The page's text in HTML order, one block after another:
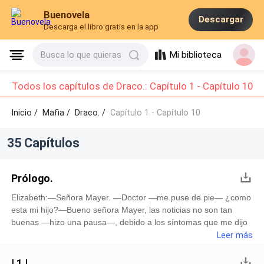
Buenovela
Descarga el libro gratis en la app
Descargar
Busca lo que quieras Mi biblioteca
Todos los capítulos de Draco.: Capítulo 1 - Capítulo 10
Inicio / Mafia/Draco. / Capítulo 1 - Capítulo 10
35 Capítulos
Prólogo.
Elizabeth:—Señora Mayer. —Doctor —me puse de pie— ¿como
esta mi hijo?—Bueno señora Mayer, las noticias no son tan
buenas —hizo una pausa—, debido a los síntomas que me dijo
Leucemia? No —negué—, no es posible. —Lamento decirle que
Leer más